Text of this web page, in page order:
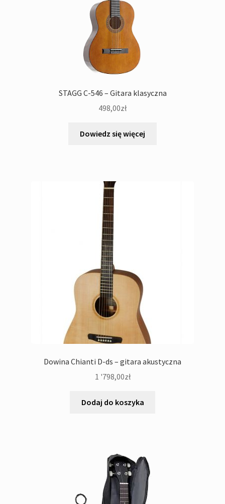
STAGG C-546 – Gitara klasyczna
498,00zł
Dowiedz się więcej
Dowina Chianti D-ds – gitara akustyczna
1 '798,00zł
Dodaj do koszyka